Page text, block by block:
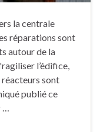
la centrale
réparations sont
autour de la
l’édifice,
réacteurs sont
publié ce
…